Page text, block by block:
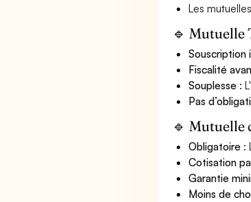
Les
🔹 Mutuelle
Souscription
Fiscalité
Souplesse :
Pas
🔹 Mutuelle
Obligatoire :
Cotisation
Garantie
Moins de